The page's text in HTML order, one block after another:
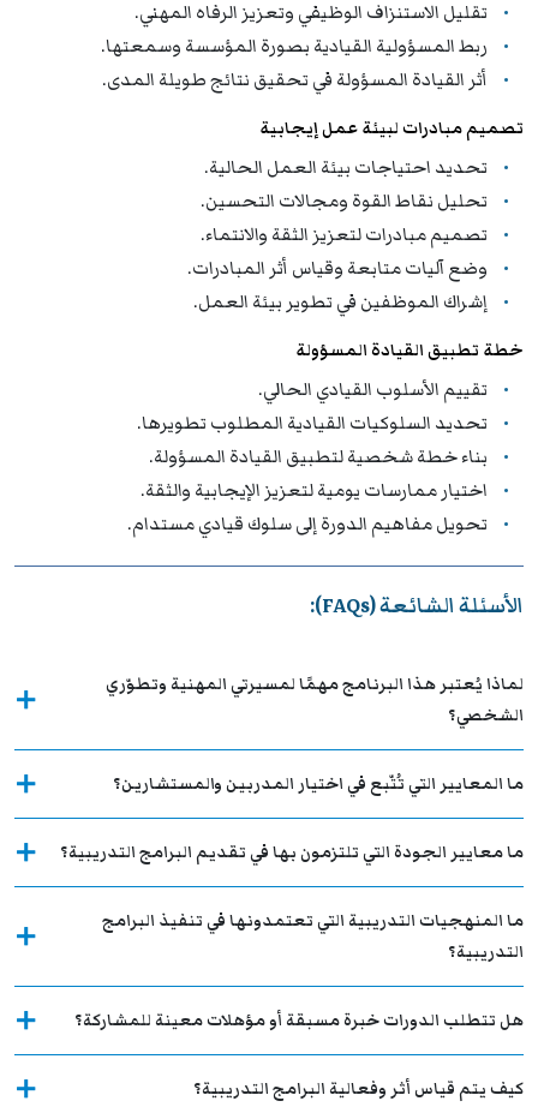
تقليل الاستنزاف الوظيفي وتعزيز الرفاه المهني.
ربط المسؤولية القيادية بصورة المؤسسة وسمعتها.
أثر القيادة المسؤولة في تحقيق نتائج طويلة المدى.
تصميم مبادرات لبيئة عمل إيجابية
تحديد احتياجات بيئة العمل الحالية.
تحليل نقاط القوة ومجالات التحسين.
تصميم مبادرات لتعزيز الثقة والانتماء.
وضع آليات متابعة وقياس أثر المبادرات.
إشراك الموظفين في تطوير بيئة العمل.
خطة تطبيق القيادة المسؤولة
تقييم الأسلوب القيادي الحالي.
تحديد السلوكيات القيادية المطلوب تطويرها.
بناء خطة شخصية لتطبيق القيادة المسؤولة.
اختيار ممارسات يومية لتعزيز الإيجابية والثقة.
تحويل مفاهيم الدورة إلى سلوك قيادي مستدام.
الأسئلة الشائعة (FAQs):
لماذا يُعتبر هذا البرنامج مهمًا لمسيرتي المهنية وتطوّري
الشخصي؟
ما المعايير التي تُتّبع في اختيار المدربين والمستشارين؟
ما معايير الجودة التي تلتزمون بها في تقديم البرامج التدريبية؟
ما المنهجيات التدريبية التي تعتمدونها في تنفيذ البرامج
التدريبية؟
هل تتطلب الدورات خبرة مسبقة أو مؤهلات معينة للمشاركة؟
كيف يتم قياس أثر وفعالية البرامج التدريبية؟